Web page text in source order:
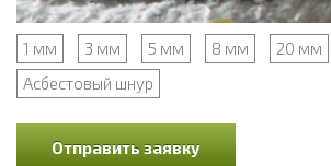
1 мм 3 мм 5 мм 8 мм
20 мм
Асбестовый шнур
Отправить заявку